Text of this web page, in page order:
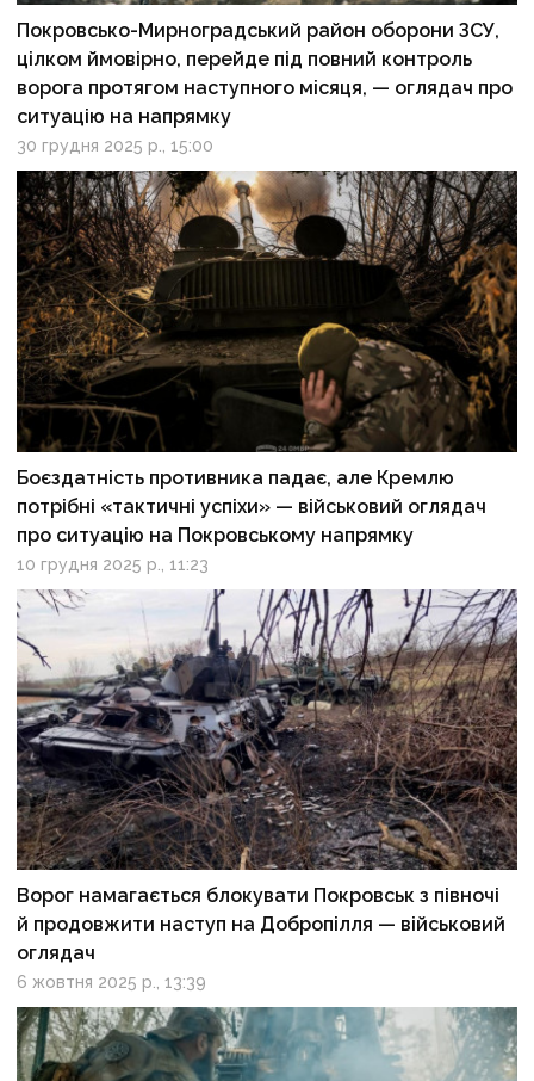
Покровсько-Мирноградський район оборони ЗСУ,
цілком ймовірно, перейде під повний контроль
ворога протягом наступного місяця, — оглядач про
ситуацію на напрямку
30 грудня 2025 р., 15:00
Боєздатність противника падає, але Кремлю
потрібні «тактичні успіхи» — військовий оглядач
про ситуацію на Покровському напрямку
10 грудня 2025 р., 11:23
Ворог намагається блокувати Покровськ з півночі
й продовжити наступ на Добропілля — військовий
оглядач
6 жовтня 2025 р., 13:39